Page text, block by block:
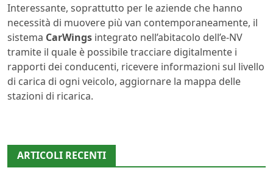
Interessante, soprattutto per le aziende che hanno
necessità di muovere più van contemporaneamente, il
sistema CarWings integrato nell’abitacolo dell’e-NV
tramite il quale è possibile tracciare digitalmente i
rapporti dei conducenti, ricevere informazioni sul livello
di carica di ogni veicolo, aggiornare la mappa delle
stazioni di ricarica.
ARTICOLI RECENTI